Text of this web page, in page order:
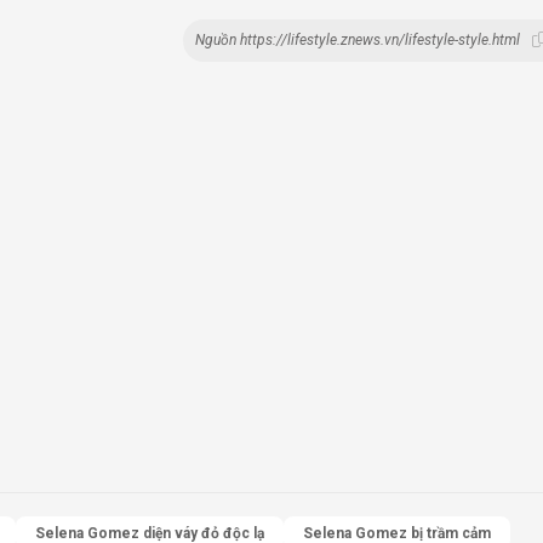
Nguồn https://lifestyle.znews.vn/lifestyle-style.html
Selena Gomez diện váy đỏ độc lạ
Selena Gomez bị trầm cảm